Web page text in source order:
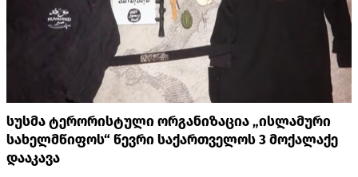
სუსმა ტერორისტული ორგანიზაცია „ისლამური
სახელმწიფოს“ წევრი საქართველოს 3 მოქალაქე
დააკავა